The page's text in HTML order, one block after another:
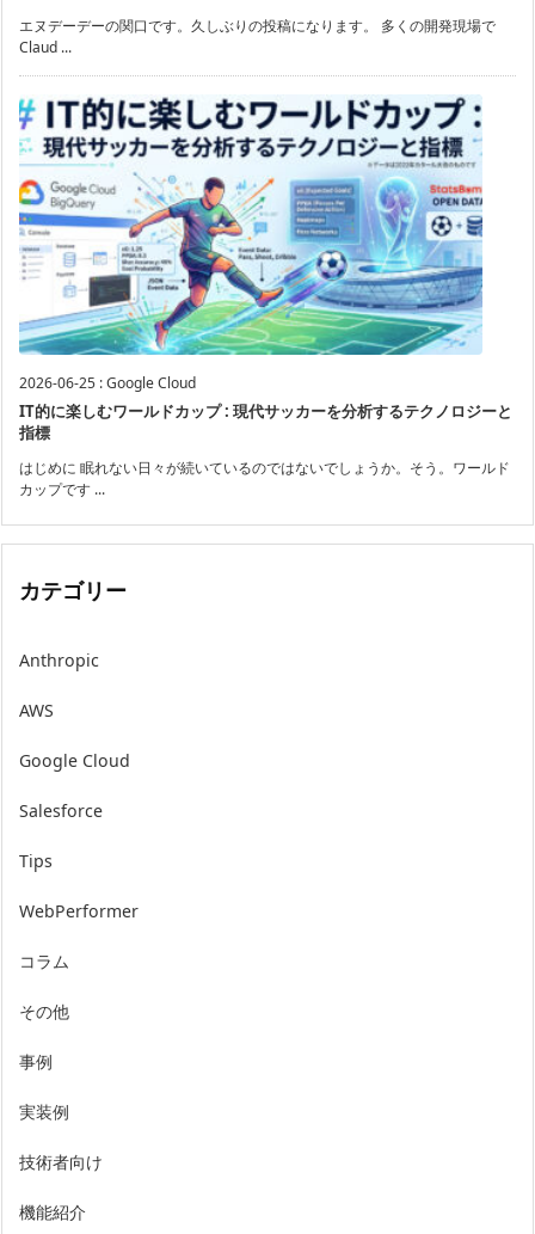
エヌデーデーの関口です。久しぶりの投稿になります。 多くの開発現場で
Claud ...
2026-06-25 :Google Cloud
IT的に楽しむワールドカップ : 現代サッカーを分析するテクノロジーと
指標
はじめに 眠れない日々が続いているのではないでしょうか。そう。ワールド
カップです ...
カテゴリー
Anthropic
AWS
Google Cloud
Salesforce
Tips
WebPerformer
コラム
その他
事例
実装例
技術者向け
機能紹介